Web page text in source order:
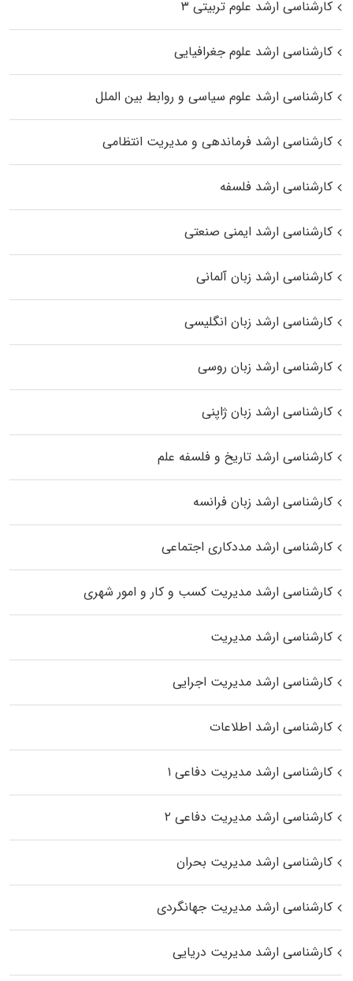
کارشناسی ارشد علوم تربیتی ۳
کارشناسی ارشد علوم جغرافیایی
کارشناسی ارشد علوم سیاسی و روابط بین الملل
کارشناسی ارشد فرماندهی و مدیریت انتظامی
کارشناسی ارشد فلسفه
کارشناسی ارشد ایمنی صنعتی
کارشناسی ارشد زبان آلمانی
کارشناسی ارشد زبان انگلیسی
کارشناسی ارشد زبان روسی
کارشناسی ارشد زبان ژاپنی
کارشناسی ارشد تاریخ و فلسفه علم
کارشناسی ارشد زبان فرانسه
کارشناسی ارشد مددکاری اجتماعی
کارشناسی ارشد مدیریت کسب و کار و امور شهری
کارشناسی ارشد مدیریت
کارشناسی ارشد مدیریت اجرایی
کارشناسی ارشد اطلاعات
کارشناسی ارشد مدیریت دفاعی ۱
کارشناسی ارشد مدیریت دفاعی ۲
کارشناسی ارشد مدیریت بحران
کارشناسی ارشد مدیریت جهانگردی
کارشناسی ارشد مدیریت دریایی